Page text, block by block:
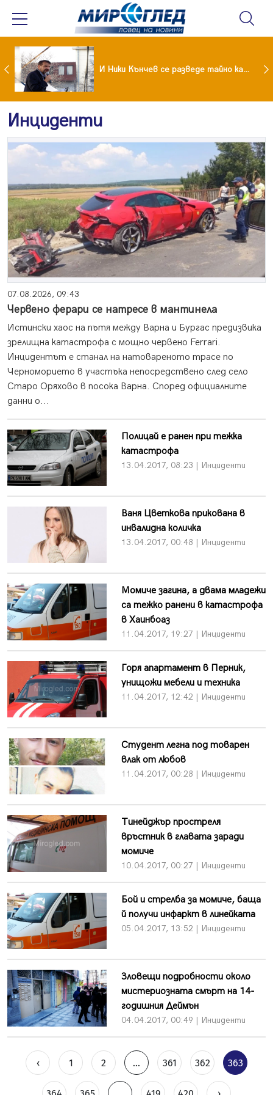
Най-малко 22 загинали при челен сблъсък между два автобуса И Ники Кънчев се разведе тайно като Геро
Инциденти
07.08.2026, 09:43
Червено ферари се натресе в мантинела
Истински хаос на пътя между Варна и Бургас предизвика
зрелищна катастрофа с мощно червено Ferrari.
Инцидентът е станал на натовареното трасе по
Черноморието в участъка непосредствено след село
Старо Оряхово в посока Варна. Според официалните
данни о...
Полицай е ранен при тежка
катастрофа
13.04.2017, 08:23 | Инциденти
Ваня Цветкова прикована в
инвалидна количка
13.04.2017, 00:48 | Инциденти
Момиче загина, а двама младежи
са тежко ранени в катастрофа
в Хаинбоаз
11.04.2017, 19:27 | Инциденти
Горя апартамент в Перник,
унищожи мебели и техника
11.04.2017, 12:42 | Инциденти
Студент легна под товарен
влак от любов
11.04.2017, 00:28 | Инциденти
Тинейджър простреля
връстник в главата заради
момиче
10.04.2017, 00:27 | Инциденти
Бой и стрелба за момиче, баща
й получи инфаркт в линейката
05.04.2017, 13:52 | Инциденти
Зловещи подробности около
мистериозната смърт на 14-
годишния Деймън
04.04.2017, 00:49 | Инциденти
‹ 1 2 ... 361 362 363